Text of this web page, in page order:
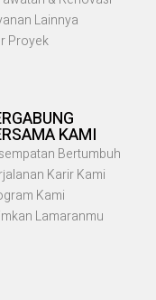
Lainnya
Proyek
KAMI
Bertumbuh
Karir Kami
Kami
Lamaranmu